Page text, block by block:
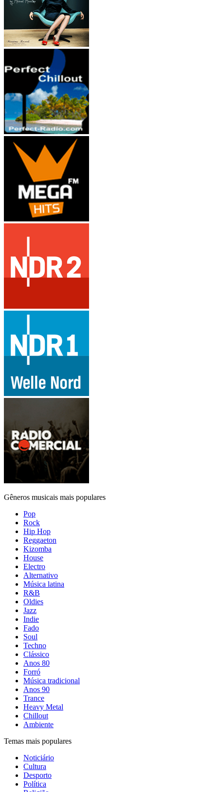
Gêneros musicais mais populares
Pop
Rock
Hip Hop
Reggaeton
Kizomba
House
Electro
Alternativo
Música latina
R&B
Oldies
Jazz
Indie
Fado
Soul
Techno
Clássico
Anos 80
Forró
Música tradicional
Anos 90
Trance
Heavy Metal
Chillout
Ambiente
Temas mais populares
Noticiário
Cultura
Desporto
Política